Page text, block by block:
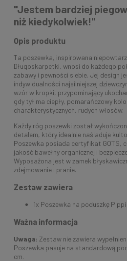
"Jestem bardziej
niż kiedykolwiek!"
Opis produktu
Ta poszewka, inspirowana
Długoskarpetki, wnosi do każdego
zabawy i pewności siebie. Jej design
indywidualności najsilniejszej
wzór w kropki, przypominający
gdy tył ma ciepły, pomarańczowy
charakterystycznych, rudych włosów.
Każdy róg poszewki został
detalem, który idealnie naśladuje
Poszewka posiada certyfikat GOTS,
jakość bawełny organicznej i
Wyposażona jest w zamek
zdejmowanie i pranie.
Zestaw zawiera
1x Poszewka na poduszkę Pippi
Ważna informacja
Uwaga: Zestaw nie zawiera
Poszewka pasuje na standardową
cm.